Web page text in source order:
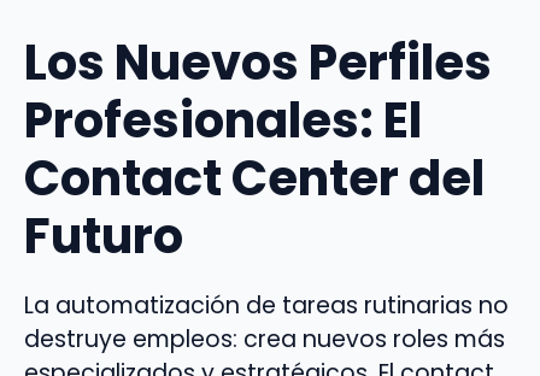
Los Nuevos Perfiles
Profesionales: El
Contact Center del
Futuro
La automatización de tareas rutinarias no
destruye empleos: crea nuevos roles más